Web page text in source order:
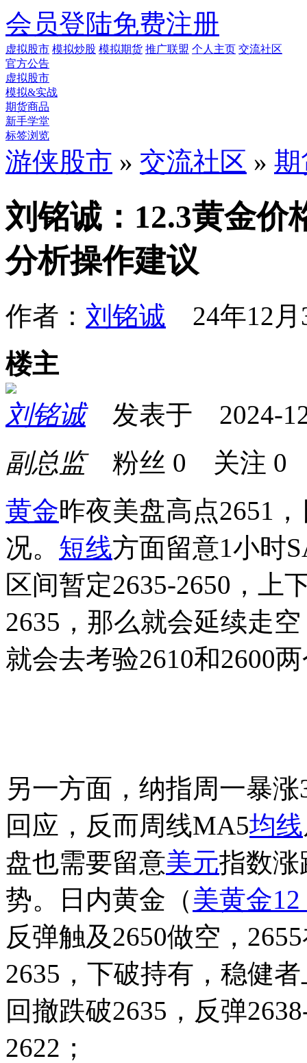
会员登陆免费注册
虚拟股市 模拟炒股 模拟期货 推广联盟 个人主页 交流社区
官方公告
虚拟股市
模拟&实战
期货商品
新手学堂
标签浏览
游侠股市 » 交流社区 » 期
刘铭诚：12.3黄金价
分析操作建议
作者： 刘铭诚 24年12
楼主
刘铭诚发表于 2024-
副总监粉丝 0 关注 0
黄金昨夜美盘高点2651
况。 短线方面留意1小时
区间暂定2635-2650，上
2635，那么就会延续走
就会去考验2610和2600
另一方面，纳指周一暴
回应，反而周线MA5均线
盘也需要留意美元指数涨
势。日内黄金 （美黄金12
反弹触及2650做空，
2635，下破持有，稳健
回撤跌破2635，反弹
2622；